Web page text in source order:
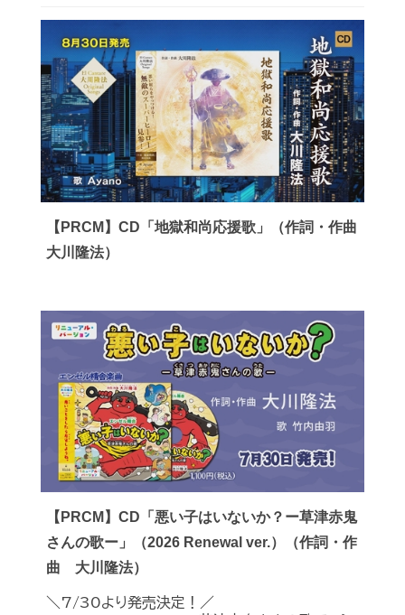
【PRCM】CD「地獄和尚応援歌」（作詞・作曲
大川隆法）
【PRCM】CD「悪い子はいないか？ー草津赤鬼
さんの歌ー」（2026 Renewal ver.）（作詞・作
曲 大川隆法）
＼7/30より発売決定！／